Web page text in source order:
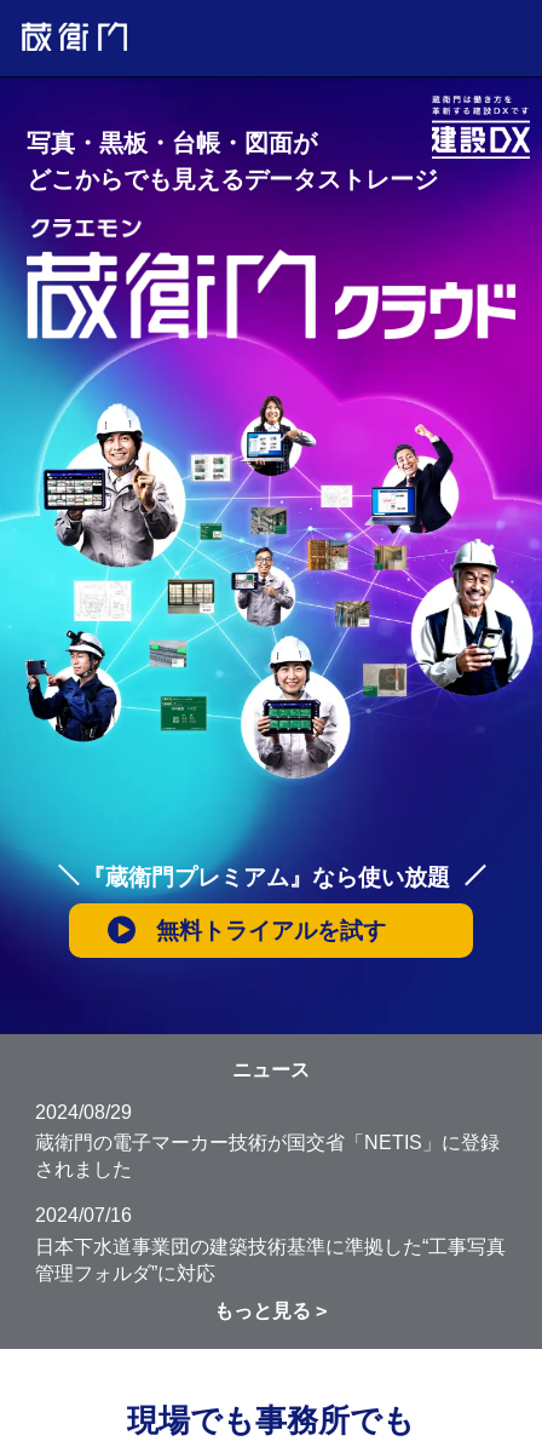
写真・黒板・台帳・図面が
どこからでも見えるデータストレージ
『蔵衛門プレミアム』なら使い放題
無料トライアルを試す
ニュース
2024/08/29
蔵衛門の電子マーカー技術が国交省「NETIS」に登録
されました
2024/07/16
日本下水道事業団の建築技術基準に準拠した“工事写真
管理フォルダ”に対応
もっと見る
現場でも事務所でも